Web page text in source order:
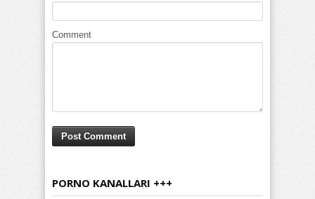
Comment
PORNO KANALLARI +++